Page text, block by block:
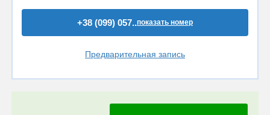
+38 (099) 057..показать номер
Предварительная запись